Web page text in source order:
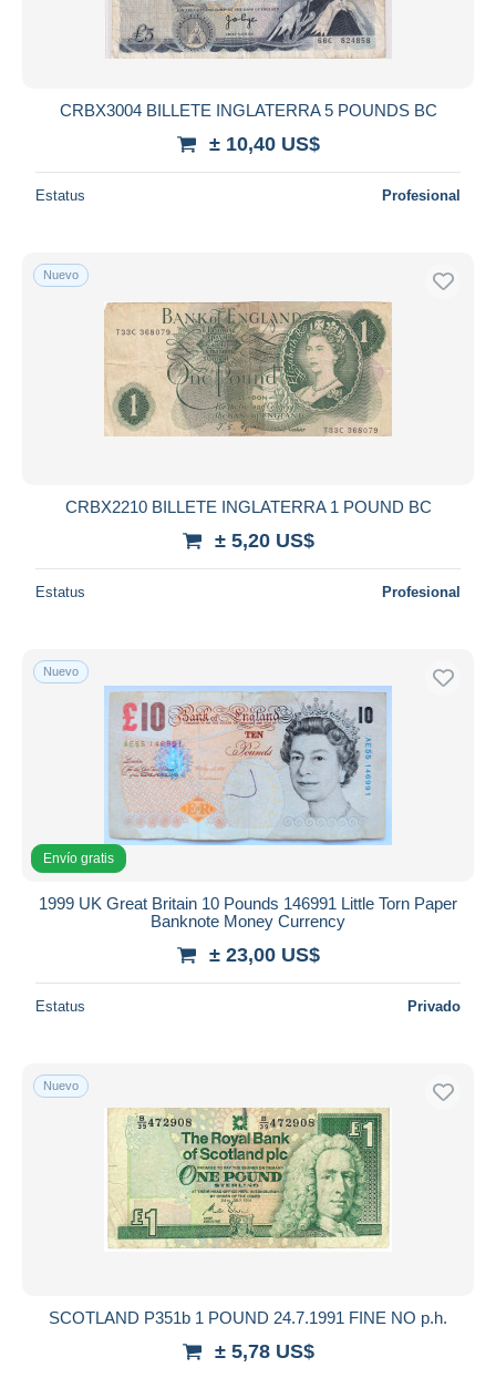
CRBX3004 BILLETE INGLATERRA 5 POUNDS BC
± 10,40 US$
Estatus Profesional
Nuevo
CRBX2210 BILLETE INGLATERRA 1 POUND BC
± 5,20 US$
Estatus Profesional
Nuevo
Envío gratis
1999 UK Great Britain 10 Pounds 146991 Little Torn Paper
Banknote Money Currency
± 23,00 US$
Estatus Privado
Nuevo
SCOTLAND P351b 1 POUND 24.7.1991 FINE NO p.h.
± 5,78 US$